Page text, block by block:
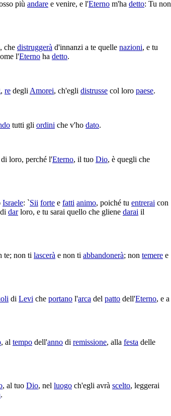
più andare e venire, e l'Eterno m'ha detto: Tu non
che distruggerà d'innanzi a te quelle nazioni, e tu
l'Eterno ha detto.
, re degli Amorei, ch'egli distrusse col loro paese.
tutti gli ordini che v'ho dato.
di loro, perché l'Eterno, il tuo Dio, è quegli che
Israele: `Sii forte e fatti animo, poiché tu entrerai con
di darloro, e tu sarai quello che gliene darai il
te; non ti lascerà e non ti abbandonerà; non temere e
di Levi che portano l'arca del patto dell'Eterno, e a
, al tempo dell'anno di remissione, alla festa delle
, al tuo Dio, nel luogo ch'egli avrà scelto, leggerai
.